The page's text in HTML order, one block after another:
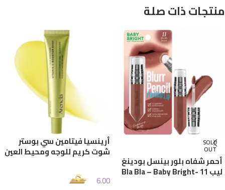
منتجات ذات صلة
SOLD
OUT
أحمر شفاه بلور بينسل بودينغ
ليب 11 Bla Bla – Baby Bright-
أرينسيا فيتامين سي بوستر
شوت كريم للوجه ومحيط العين
6.00